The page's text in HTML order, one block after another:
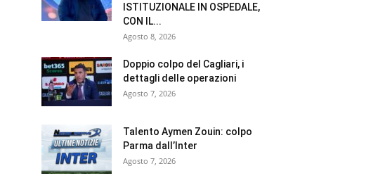
ISTITUZIONALE IN OSPEDALE,
CON IL...
Agosto 8, 2026
Doppio colpo del Cagliari, i
dettagli delle operazioni
Agosto 7, 2026
Talento Aymen Zouin: colpo
Parma dall’Inter
Agosto 7, 2026